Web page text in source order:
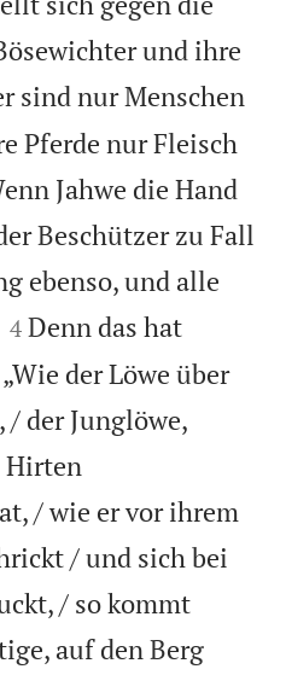
und ihre
sind nur Menschen
Pferde nur Fleisch
Jahwe die Hand
Beschützer zu Fall
ebenso, und alle


4 Denn das hat
der Löwe über
der Junglöwe,
Hirten
/ wie er vor ihrem
/ und sich bei
/ so kommt
auf den Berg